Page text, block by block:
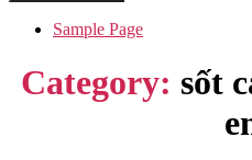
Sample Page
Category: sốt